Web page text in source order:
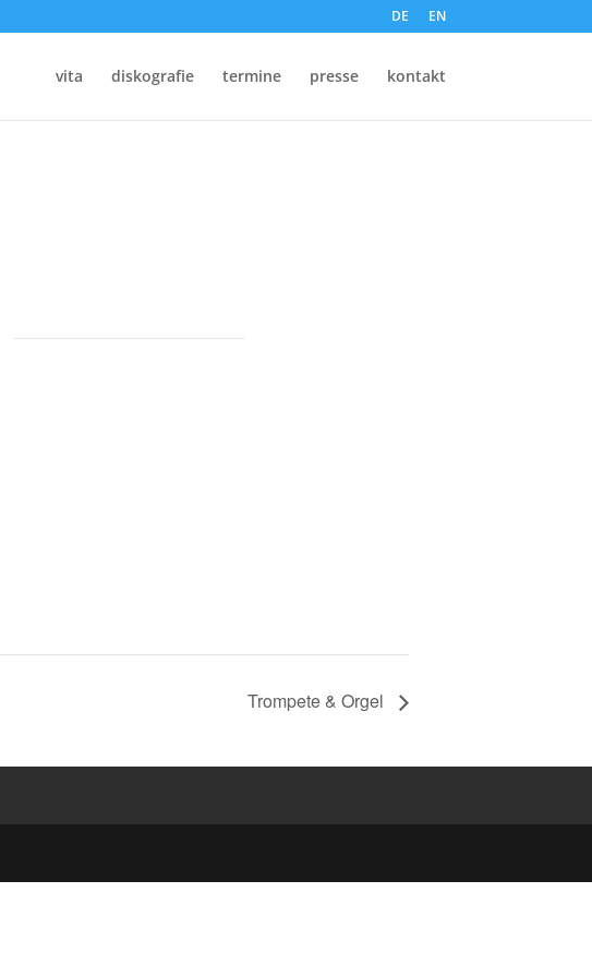
DE EN
vita diskografie termine presse kontakt
Trompete & Orgel